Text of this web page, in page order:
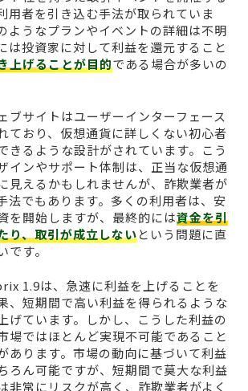
用者を引き込む手法が取られていま
ようなプランやイベントの詳細は不明
は投資家に対して利益を還元すること
上げることが目的である場合が多いの
ブサイトはユーザーインターフェース
ており、仮想通貨に詳しくない初心者
きるような設計がされています。こう
インやサポート体制は、正当な仮想通
見えるかもしれませんが、詐欺業者が
法でもあります。多くの利用者は、安
を開始しますが、最終的には資金を引
り、取引が成立しないという問題に直
す。
1.9は、急速に利益を上げることを
、短期間で高い利益を得られるような
げています。しかし、こうした利益の
場ではほとんど実現不可能であること
あります。市場の動向に基づいて利益
ろん可能ですが、短期間で莫大な利益
非常にリスクが高く、詐欺業者がよく